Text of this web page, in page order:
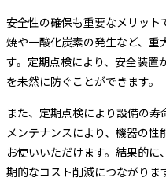
安全性の確保も重要なメリッ
焼や一酸化炭素の発生など、重
す。定期点検により、安全装置
を未然に防ぐことができます。
また、定期点検により設備の
メンテナンスにより、機器の
お使いいただけます。結果的
期的なコスト削減につながりま